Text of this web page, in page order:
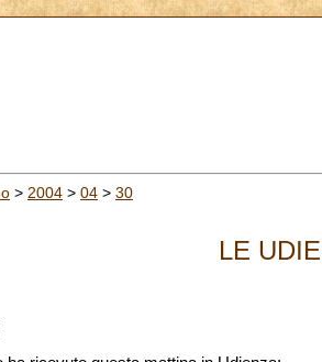
> 2004 > 04 > 30
LE